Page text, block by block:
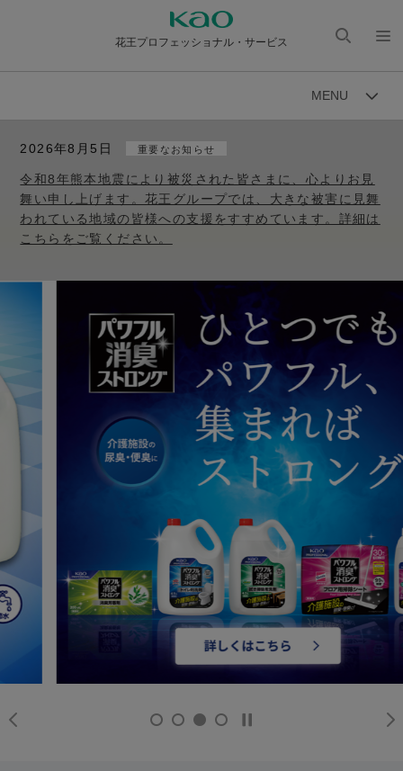
花王プロフェッショナル・サービス
く
MENU
2026年8月5日 重要なお知らせ
令和8年熊本地震により被災された皆さまに、心よりお見
舞い申し上げます。花王グループでは、大きな被害に見舞
われている地域の皆様への支援をすすめています。詳細は
こちらをご覧ください。